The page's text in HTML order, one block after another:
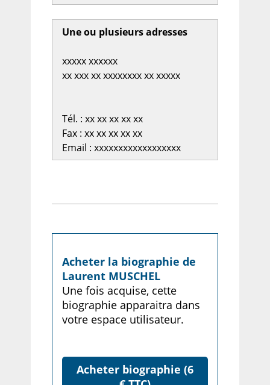
Une ou plusieurs adresses
xxxxx xxxxxx
xx xxx xx xxxxxxxx xx xxxxx
Tél. : xx xx xx xx xx
Fax : xx xx xx xx xx
Email : xxxxxxxxxxxxxxxxxx
Acheter la biographie de
Laurent MUSCHEL
Une fois acquise, cette
biographie apparaitra dans
votre espace utilisateur.
Acheter biographie (6